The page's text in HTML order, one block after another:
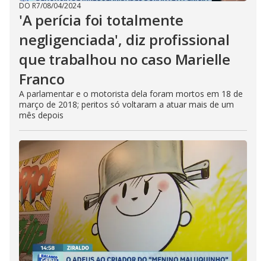
DO R7/08/04/2024
'A perícia foi totalmente
negligenciada', diz profissional
que trabalhou no caso Marielle
Franco
A parlamentar e o motorista dela foram mortos em 18 de
março de 2018; peritos só voltaram a atuar mais de um
mês depois